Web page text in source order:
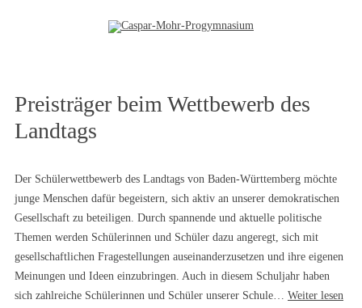
Preisträger beim Wettbewerb des
Landtags
Der Schülerwettbewerb des Landtags von Baden-Württemberg möchte
junge Menschen dafür begeistern, sich aktiv an unserer demokratischen
Gesellschaft zu beteiligen. Durch spannende und aktuelle politische
Themen werden Schülerinnen und Schüler dazu angeregt, sich mit
gesellschaftlichen Fragestellungen auseinanderzusetzen und ihre eigenen
Meinungen und Ideen einzubringen. Auch in diesem Schuljahr haben
sich zahlreiche Schülerinnen und Schüler unserer Schule… Weiter lesen